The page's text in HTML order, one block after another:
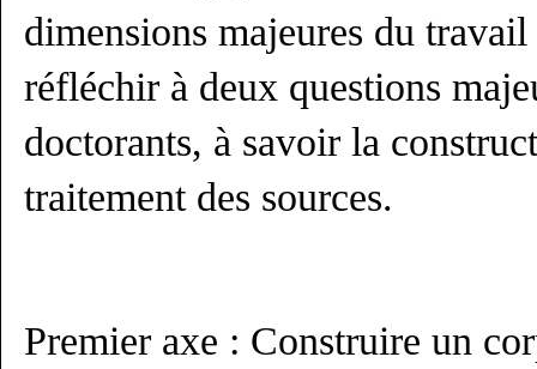
dimensions majeures du
réfléchir à deux questions
doctorants, à savoir la
traitement des sources.
Premier axe : Construire un